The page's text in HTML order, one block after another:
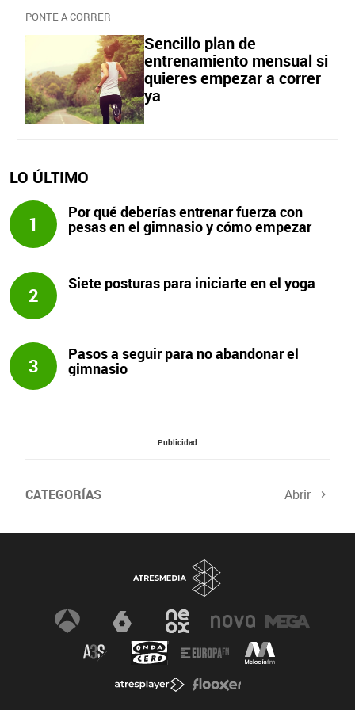
PONTE A CORRER
Sencillo plan de
entrenamiento mensual si
quieres empezar a correr
ya
LO ÚLTIMO
1
Por qué deberías entrenar fuerza con
pesas en el gimnasio y cómo empezar
2
Siete posturas para iniciarte en el yoga
3
Pasos a seguir para no abandonar el
gimnasio
Publicidad
CATEGORÍAS Abrir
Salud sexual El tiempo Viajes y planes
Champions Últimas noticias
Nutrición Gastronomía Recetas de cocina
Trabaja los glúteos Suelo pélvico
Dietas sanas